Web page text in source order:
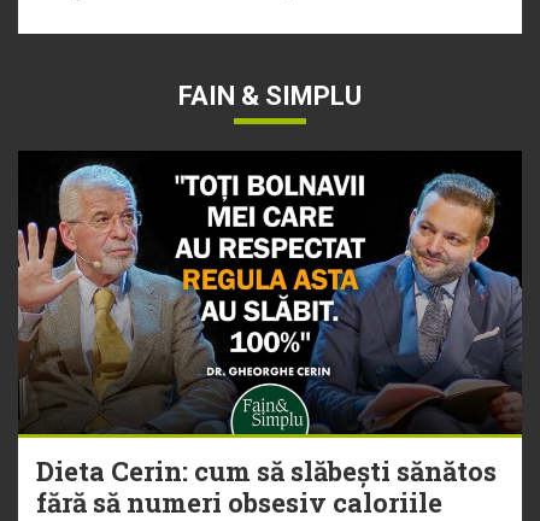
FAIN & SIMPLU
Dieta Cerin: cum să slăbești sănătos
fără să numeri obsesiv caloriile